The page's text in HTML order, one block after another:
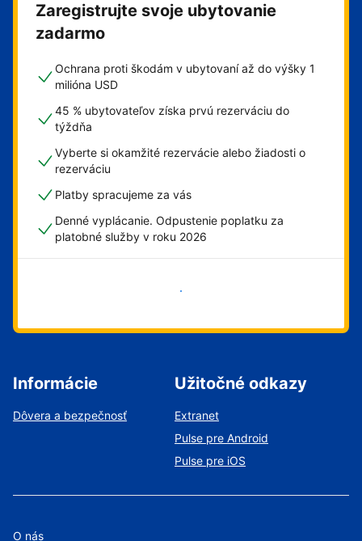
Zaregistrujte svoje ubytovanie
zadarmo
Ochrana proti škodám v ubytovaní až do výšky 1
milióna USD
45 % ubytovateľov získa prvú rezerváciu do
týždňa
Vyberte si okamžité rezervácie alebo žiadosti o
rezerváciu
Platby spracujeme za vás
Denné vyplácanie. Odpustenie poplatku za
platobné služby v roku 2026
Informácie
Dôvera a bezpečnosť
Užitočné odkazy
Extranet
Pulse pre Android
Pulse pre iOS
O nás